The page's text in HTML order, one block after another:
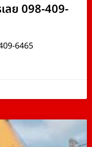
ลย 098-409-
6465